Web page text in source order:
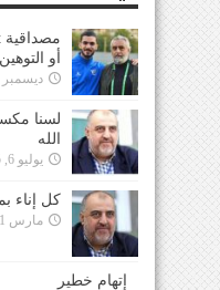
أو التوهين
ديسمبر 22, 2025
لسنا
الله
يوليو 6, 2025
كل إناء
مارس 31, 2025
إتهام خطير